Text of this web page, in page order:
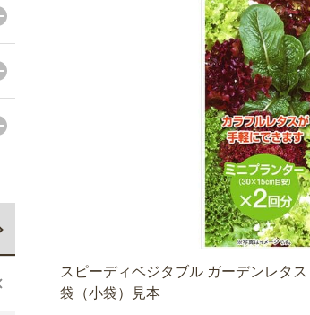
スピーディベジタブル ガーデンレタ
袋（小袋）見本